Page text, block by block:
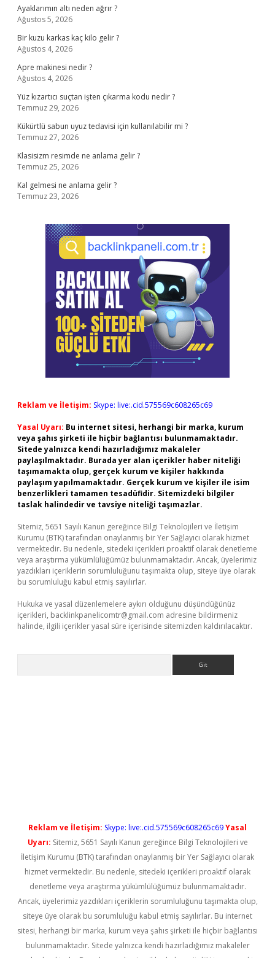
Ayaklarımın altı neden ağrır ?
Ağustos 5, 2026
Bir kuzu karkas kaç kilo gelir ?
Ağustos 4, 2026
Apre makinesi nedir ?
Ağustos 4, 2026
Yüz kızartıcı suçtan işten çıkarma kodu nedir ?
Temmuz 29, 2026
Kükürtlü sabun uyuz tedavisi için kullanılabilir mi ?
Temmuz 27, 2026
Klasisizm resimde ne anlama gelir ?
Temmuz 25, 2026
Kal gelmesi ne anlama gelir ?
Temmuz 23, 2026
Reklam ve İletişim: Skype: live:.cid.575569c608265c69
Yasal Uyarı: Bu internet sitesi, herhangi bir marka, kurum
veya şahıs şirketi ile hiçbir bağlantısı bulunmamaktadır.
Sitede yalnızca kendi hazırladığımız makaleler
paylaşılmaktadır. Burada yer alan içerikler haber niteliği
taşımamakta olup, gerçek kurum ve kişiler hakkında
paylaşım yapılmamaktadır. Gerçek kurum ve kişiler ile isim
benzerlikleri tamamen tesadüfidir. Sitemizdeki bilgiler
taslak halindedir ve tavsiye niteliği taşımazlar.
Sitemiz, 5651 Sayılı Kanun gereğince Bilgi Teknolojileri ve İletişim
Kurumu (BTK) tarafından onaylanmış bir Yer Sağlayıcı olarak hizmet
vermektedir. Bu nedenle, sitedeki içerikleri proaktif olarak denetleme
veya araştırma yükümlülüğümüz bulunmamaktadır. Ancak, üyelerimiz
yazdıkları içeriklerin sorumluluğunu taşımakta olup, siteye üye olarak
bu sorumluluğu kabul etmiş sayılırlar.
Hukuka ve yasal düzenlemelere aykırı olduğunu düşündüğünüz
içerikleri, backlinkpanelicomtr@gmail.com adresine bildirmeniz
halinde, ilgili içerikler yasal süre içerisinde sitemizden kaldırılacaktır.
Reklam ve İletişim: Skype: live:.cid.575569c608265c69Yasal
Uyarı: Sitemiz, 5651 Sayılı Kanun gereğince Bilgi Teknolojileri ve
İletişim Kurumu (BTK) tarafından onaylanmış bir Yer Sağlayıcı olarak
hizmet vermektedir. Bu nedenle, sitedeki içerikleri proaktif olarak
denetleme veya araştırma yükümlülüğümüz bulunmamaktadır.
Ancak, üyelerimiz yazdıkları içeriklerin sorumluluğunu taşımakta olup,
siteye üye olarak bu sorumluluğu kabul etmiş sayılırlar. Bu internet
sitesi, herhangi bir marka, kurum veya şahıs şirketi ile hiçbir bağlantısı
bulunmamaktadır. Sitede yalnızca kendi hazırladığımız makaleler